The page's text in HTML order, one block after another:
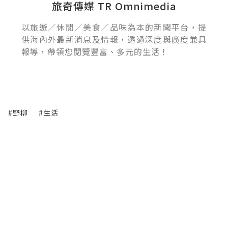
旅奇傳媒 TR Omnimedia
以旅遊／休閒／美食／品味為本的新聞平台，提
供海內外最新消息及情報，透過深度與廣度兼具
報導，帶領您閱覽豐富、多元的生活！
#野柳 #生活